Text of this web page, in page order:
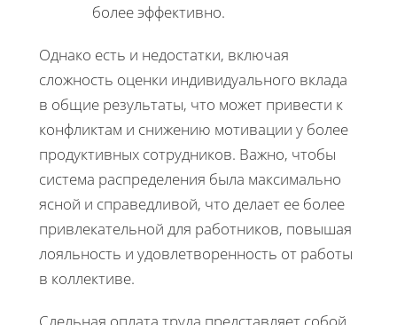
более эффективно.
Однако есть и недостатки, включая
сложность оценки индивидуального вклада
в общие результаты, что может привести к
конфликтам и снижению мотивации у более
продуктивных сотрудников. Важно, чтобы
система распределения была максимально
ясной и справедливой, что делает ее более
привлекательной для работников, повышая
лояльность и удовлетворенность от работы
в коллективе.
Сдельная оплата труда представляет собой